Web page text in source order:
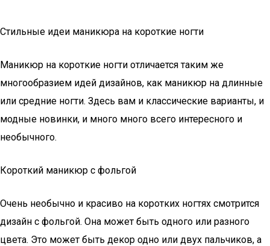
Стильные идеи маникюра на короткие ногти
Маникюр на короткие ногти отличается таким же
многообразием идей дизайнов, как маникюр на длинные
или средние ногти. Здесь вам и классические варианты, и
модные новинки, и много много всего интересного и
необычного.
Короткий маникюр с фольгой
Очень необычно и красиво на коротких ногтях смотрится
дизайн с фольгой. Она может быть одного или разного
цвета. Это может быть декор одно или двух пальчиков, а